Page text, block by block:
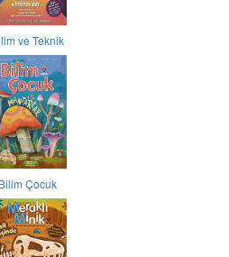
ve Teknik
Bilim Çocuk